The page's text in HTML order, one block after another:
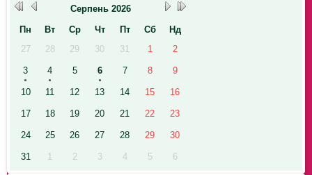
Серпень 2026
Пн
Вт Ср Чт Пт Сб
Нд
27
28 29 30 31 1 2
3 4 5 6 7 8 9
10 11 12 13 14 15 16
17 18 19 20 21 22 23
24 25 26 27 28 29 30
31 1 2 3 4 5 6